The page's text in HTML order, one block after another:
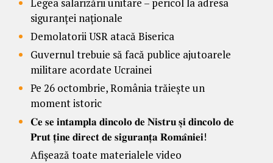
siguranței naționale
Demolatorii USR atacă Biserica
Guvernul trebuie să facă publice ajutoarele
militare acordate Ucrainei
Pe 26 octombrie, România trăiește un
moment istoric
𝐂𝐞 𝐬𝐞 𝐢𝐧𝐭𝐚𝐦𝐩𝐥𝐚 𝐝𝐢𝐧𝐜𝐨𝐥𝐨 𝐝𝐞 𝐍𝐢𝐬𝐭𝐫𝐮 𝐬̦𝐢 𝐝𝐢𝐧𝐜𝐨𝐥𝐨 𝐝𝐞
𝐏𝐫𝐮𝐭 𝐭̦𝐢𝐧𝐞 𝐝𝐢𝐫𝐞𝐜𝐭 𝐝𝐞 𝐬𝐢𝐠𝐮𝐫𝐚𝐧𝐭̦𝐚 𝐑𝐨𝐦𝐚̂𝐧𝐢𝐞𝐢!
Afișează toate materialele video